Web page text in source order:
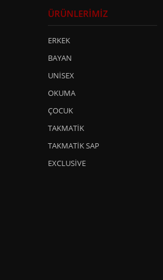
ÜRÜNLERİMİZ
ERKEK
BAYAN
UNİSEX
OKUMA
ÇOCUK
TAKMATİK
TAKMATİK SAP
EXCLUSİVE